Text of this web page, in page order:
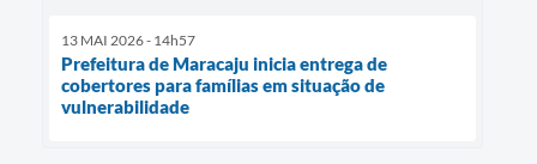
13 MAI 2026 - 14h57
Prefeitura de Maracaju inicia entrega de
cobertores para famílias em situação de
vulnerabilidade